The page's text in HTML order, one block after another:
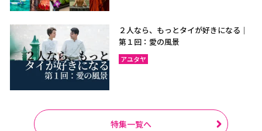
２人なら、もっとタイが好きになる｜
第１回：愛の風景
アユタヤ
特集一覧へ